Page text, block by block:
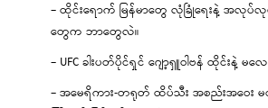
– ထိုင်းရောက် မြန်မာတွေ လုံခြုံရေးနဲ့ အ
တွေက ဘာတွေလဲ။
– UFC ခါးပတ်ပိုင်ရှင် ဂျော့ရှူဝါဗန် ထိုင်းနဲ့ မ
– အမေရိကား-တရုတ် ထိပ်သီး အစည်းအဝေး